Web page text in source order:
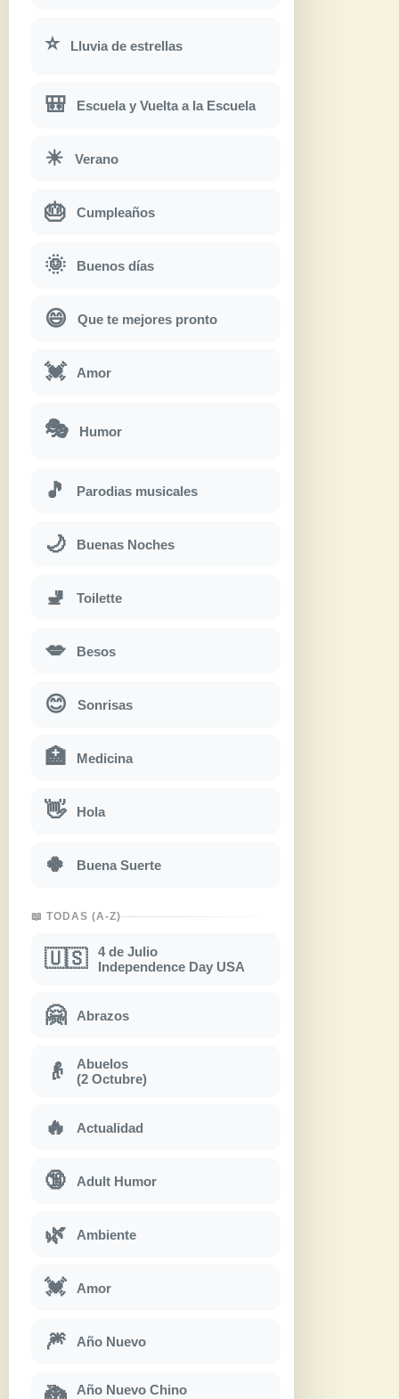
⭐ Lluvia de estrellas
🎒 Escuela y Vuelta a la Escuela
☀ Verano
🎂 Cumpleaños
🌞 Buenos días
😄 Que te mejores pronto
💓 Amor
🎭 Humor
🎵 Parodias musicales
🌙 Buenas Noches
🚽 Toilette
💋 Besos
😊 Sonrisas
🏥 Medicina
👋 Hola
🍀 Buena Suerte
📖 TODAS (A-Z)
🇺🇸
4 de Julio
Independence Day USA
🤗 Abrazos
👴
Abuelos
(2 Octubre)
🔥 Actualidad
🔞 Adult Humor
🌿 Ambiente
💓 Amor
🎆 Año Nuevo
Año Nuevo Chino